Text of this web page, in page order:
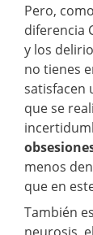
Pero,
diferencia
y los
no tienes
satisfacen
que se
menos
que en
También